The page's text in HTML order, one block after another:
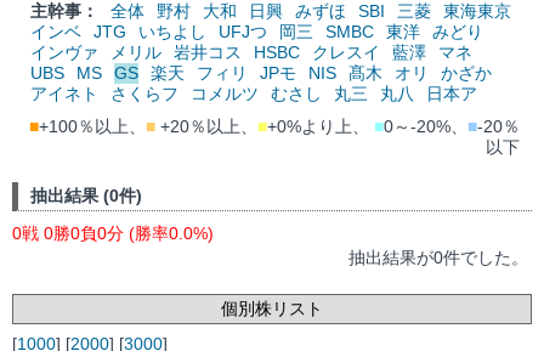
主幹事：
全体 野村 大和 日興 みずほ SBI 三菱
東海東京
インベ
JTG いちよし UFJつ 岡三 SMBC 東洋
みどり
インヴァ
メリル 岩井コス HSBC クレスイ 藍澤
マネ
UBS
MS GS 楽天 フィリ JPモ NIS 髙木 オリ
かざか
アイネト
さくらフ コメルツ むさし 丸三 丸八
日本ア
■+100％以上、 ■ +20％以上、 ■+0%より上、 ■0～-20%、 ■-20％
以下
抽出結果 (0件)
0戦 0勝0負0分 (勝率0.0%)
抽出結果が0件でした。
個別株リスト
[1000] [2000] [3000]